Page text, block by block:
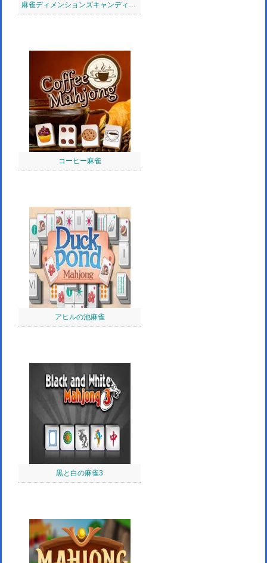
麻雀ディメンションズキャンディ：640秒
コーヒー麻雀
アヒルの池麻雀
黒と白の麻雀3